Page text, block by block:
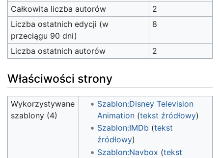
Całkowita liczba autorów
2
Liczba ostatnich edycji (w
przeciągu 90 dni)
8
Liczba ostatnich autorów 2
Właściwości strony
Wykorzystywane
szablony (4)
Szablon:Disney Television
Animation(tekst źródłowy)
Szablon:IMDb (tekst
źródłowy)
Szablon:Navbox (tekst